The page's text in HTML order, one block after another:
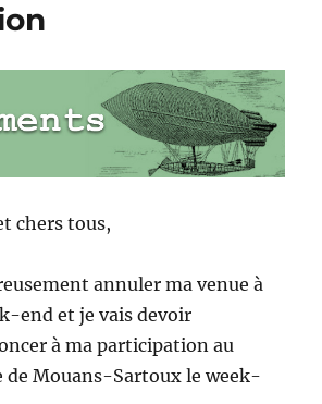
chers tous,
annuler ma venue à
end et je vais devoir
à ma participation au
de Mouans-Sartoux le week-